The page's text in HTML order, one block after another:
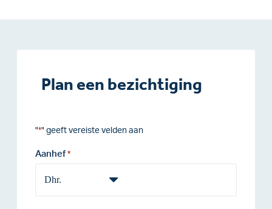
Plan een bezichtiging
"*" geeft vereiste velden aan
Aanhef *